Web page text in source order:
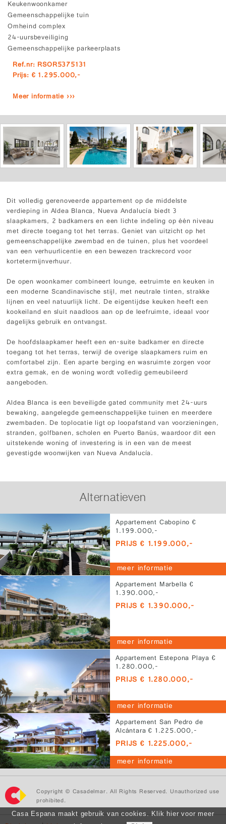
Keukenwoonkamer
Gemeenschappelijke tuin
Omheind complex
24-uursbeveiliging
Gemeenschappelijke parkeerplaats
Ref.nr: RSOR5375131
Prijs: € 1.295.000,-
Meer informatie ›››
Dit volledig gerenoveerde appartement op de middelste
verdieping in Aldea Blanca, Nueva Andalucía biedt 3
slaapkamers, 2 badkamers en een lichte indeling op één niveau
met directe toegang tot het terras. Geniet van uitzicht op het
gemeenschappelijke zwembad en de tuinen, plus het voordeel
van een verhuurlicentie en een bewezen trackrecord voor
kortetermijnverhuur.
De open woonkamer combineert lounge, eetruimte en keuken in
een moderne Scandinavische stijl, met neutrale tinten, strakke
lijnen en veel natuurlijk licht. De eigentijdse keuken heeft een
kookeiland en sluit naadloos aan op de leefruimte, ideaal voor
dagelijks gebruik en ontvangst.
De hoofdslaapkamer heeft een en-suite badkamer en directe
toegang tot het terras, terwijl de overige slaapkamers ruim en
comfortabel zijn. Een aparte berging en wasruimte zorgen voor
extra gemak, en de woning wordt volledig gemeubileerd
aangeboden.
Aldea Blanca is een beveiligde gated community met 24-uurs
bewaking, aangelegde gemeenschappelijke tuinen en meerdere
zwembaden. De toplocatie ligt op loopafstand van voorzieningen,
stranden, golfbanen, scholen en Puerto Banús, waardoor dit een
uitstekende woning of investering is in een van de meest
gevestigde woonwijken van Nueva Andalucía.
Alternatieven
Appartement Cabopino €
1.199.000,-
PRIJS € 1.199.000,-
meer informatie
Appartement Marbella €
1.390.000,-
PRIJS € 1.390.000,-
meer informatie
Appartement Estepona Playa €
1.280.000,-
PRIJS € 1.280.000,-
meer informatie
Appartement San Pedro de
Alcántara € 1.225.000,-
PRIJS € 1.225.000,-
meer informatie
Copyright © Casadelmar. All Rights Reserved. Unauthorized use
prohibited.
Casa Espana maakt gebruik van cookies. Klik hier voor meer